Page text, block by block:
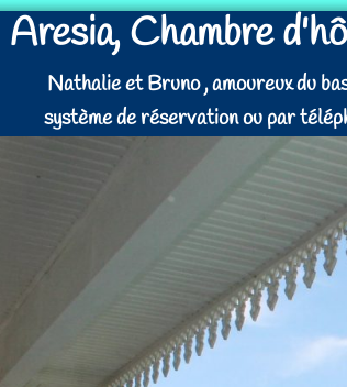
Aresia, Chambre
Nathalie et Bruno , amoureux du
système de réservation ou par